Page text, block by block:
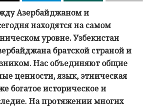
Азербайджаном и
находятся на самом
уровне. Узбекистан
братской страной и
Нас объединяют общие
ценности, язык, этническая
богатое историческое и
На протяжении многих